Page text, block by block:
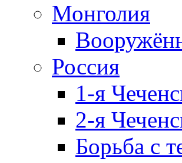
Монголия
Россия
1-я
2-я
Борьба с